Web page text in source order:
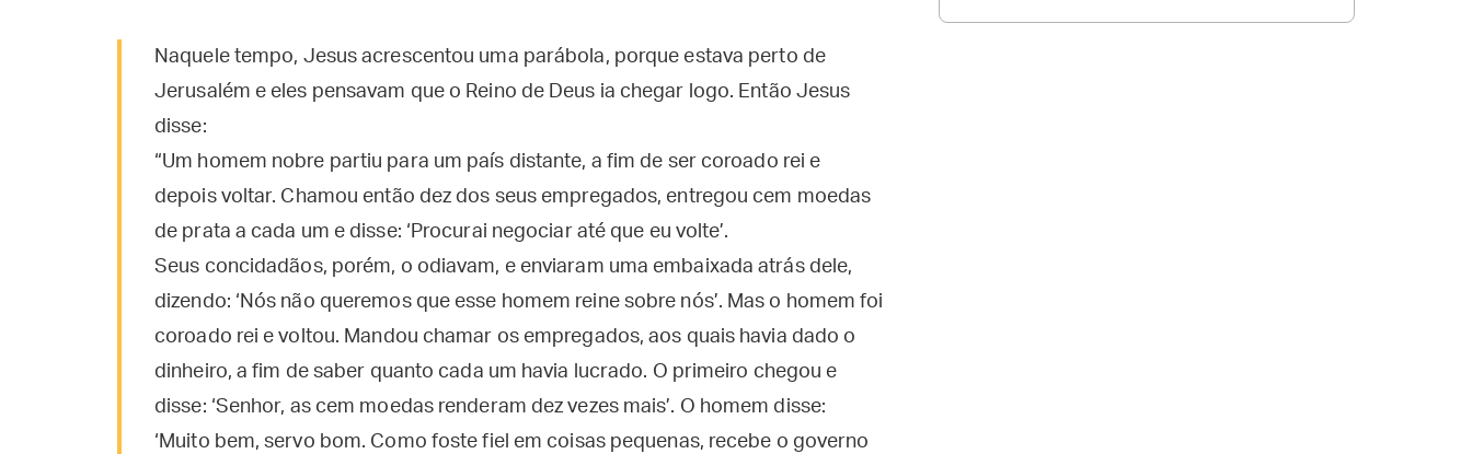
Naquele tempo, Jesus acrescentou uma parábola, porque estava perto de
Jerusalém e eles pensavam que o Reino de Deus ia chegar logo. Então Jesus
disse:
“Um homem nobre partiu para um país distante, a fim de ser coroado rei e
depois voltar. Chamou então dez dos seus empregados, entregou cem moedas
de prata a cada um e disse: ‘Procurai negociar até que eu volte’.
Seus concidadãos, porém, o odiavam, e enviaram uma embaixada atrás dele,
dizendo: ‘Nós não queremos que esse homem reine sobre nós’. Mas o homem foi
coroado rei e voltou. Mandou chamar os empregados, aos quais havia dado o
dinheiro, a fim de saber quanto cada um havia lucrado. O primeiro chegou e
disse: ‘Senhor, as cem moedas renderam dez vezes mais’. O homem disse:
‘Muito bem, servo bom. Como foste fiel em coisas pequenas, recebe o governo